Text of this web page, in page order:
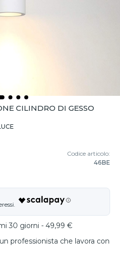
CILINDRO DI GESSO
Codice articolo:
46BE
30 giorni - 49,99 €
professionista che lavora con